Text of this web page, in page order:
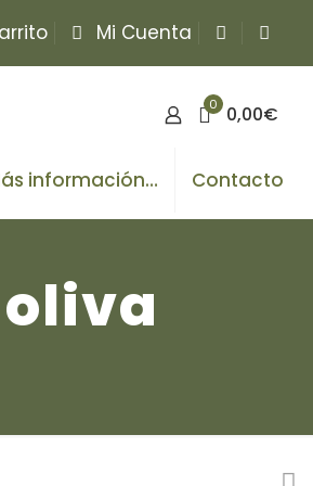
Mi Cuenta
0 0,00€
información… Contacto